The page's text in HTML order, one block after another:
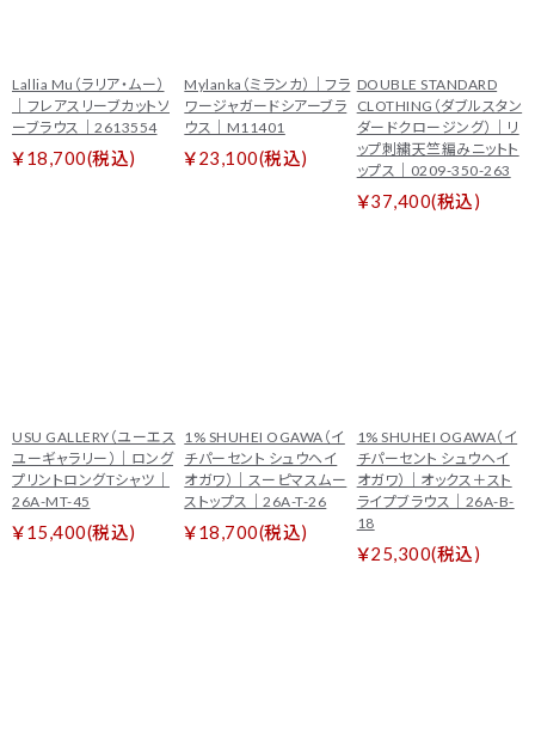
Lallia Mu（ラリア・ムー）
｜フレアスリーブカットソ
ーブラウス｜2613554
￥18,700(税込)
Mylanka（ミランカ）｜フラ
ワージャガードシアーブラ
ウス｜M11401
￥23,100(税込)
DOUBLE STANDARD
CLOTHING（ダブルスタン
ダードクロージング）｜リ
ップ刺繍天竺編みニットト
ップス｜0209-350-263
￥37,400(税込)
USU GALLERY（ユーエス
ユーギャラリー）｜ロング
プリントロングTシャツ｜
26A-MT-45
￥15,400(税込)
1% SHUHEI OGAWA（イ
チパーセント シュウヘイ
オガワ）｜スーピマスムー
ストップス｜26A-T-26
￥18,700(税込)
1% SHUHEI OGAWA（イ
チパーセント シュウヘイ
オガワ）｜オックス＋スト
ライプブラウス｜26A-B-
18
￥25,300(税込)